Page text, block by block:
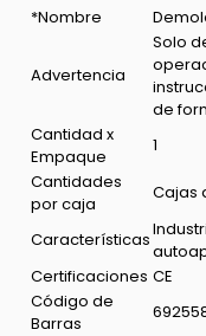
*Nombre
Advertencia
Solo
de
Cantidad x
Empaque
1
Cantidades
por caja
Cajas
Características
Certificaciones CE
Código de
Barras